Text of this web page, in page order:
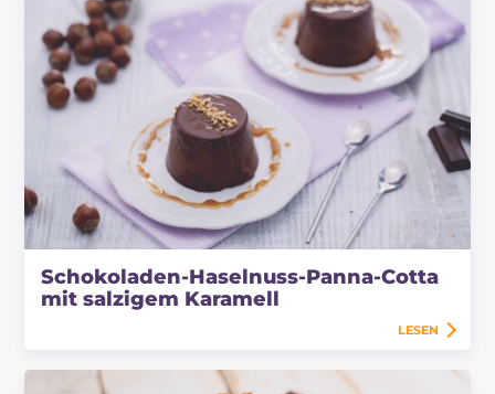
Schokoladen-Haselnuss-Panna-Cotta
mit salzigem Karamell
LESEN